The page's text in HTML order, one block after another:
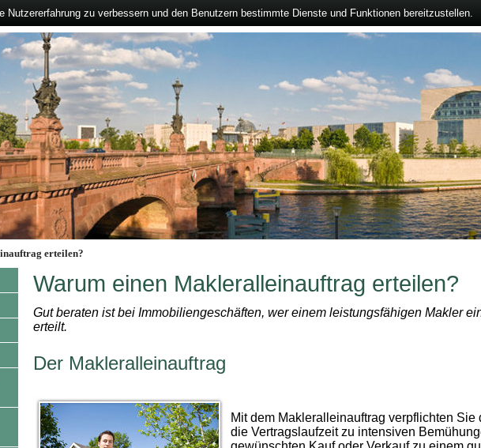
erteilen?
Warum einen Makleralleinauftrag erteilen?
Gut beraten ist bei Immobiliengeschäften, wer einem leistungsfähigen Makler
erteilt.
Der Makleralleinauftrag
Mit dem Makleralleinauftrag verpflichten Sie
die Vertragslaufzeit zu intensiven
Nutzererfahrung zu verbessern und den Benutzern bestimmte Dienste und Funktionen bereitzustellen.